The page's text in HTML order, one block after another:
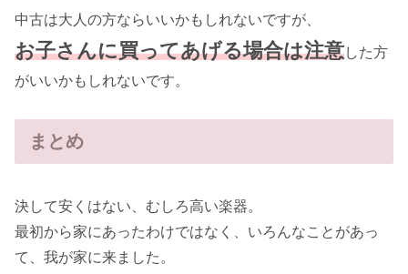
中古は大人の方ならいいかもしれないですが、
お子さんに買ってあげる場合は注意した方
がいいかもしれないです。
まとめ
決して安くはない、むしろ高い楽器。
最初から家にあったわけではなく、いろんなことがあっ
て、我が家に来ました。